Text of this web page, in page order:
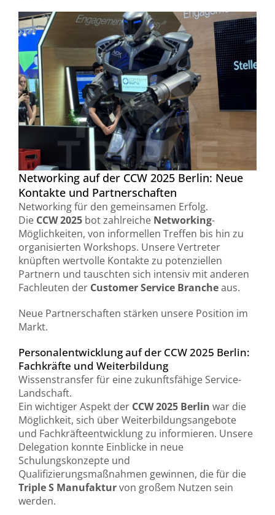
Networking auf der CCW 2025 Berlin: Neue
Kontakte und Partnerschaften
Networking für den gemeinsamen Erfolg.
Die CCW 2025bot zahlreiche Networking-
Möglichkeiten, von informellen Treffen bis hin zu
organisierten Workshops. Unsere Vertreter
knüpften wertvolle Kontakte zu potenziellen
Partnern und tauschten sich intensiv mit anderen
Fachleuten der Customer Service Brancheaus.
Neue Partnerschaften stärken unsere Position im
Markt.
Personalentwicklung auf der CCW 2025 Berlin:
Fachkräfte und Weiterbildung
Wissenstransfer für eine zukunftsfähige Service-
Landschaft.
Ein wichtiger Aspekt der CCW 2025 Berlin war die
Möglichkeit, sich über Weiterbildungsangebote
und Fachkräfteentwicklung zu informieren. Unsere
Delegation konnte Einblicke in neue
Schulungskonzepte und
Qualifizierungsmaßnahmen gewinnen, die für die
Triple S Manufakturvon großem Nutzen sein
werden.